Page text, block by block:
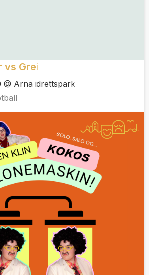
vs Grei
@ Arna idrettspark